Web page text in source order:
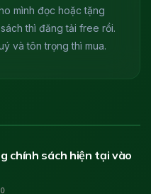
mình đọc hoặc tặng
thì đăng tải free rồi.
và tôn trọng thì mua.
chính sách hiện tại vào
0